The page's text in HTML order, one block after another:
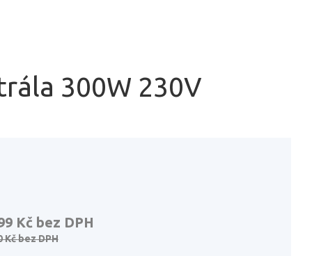
300W 230V
Kč bez DPH
Kčbez DPH